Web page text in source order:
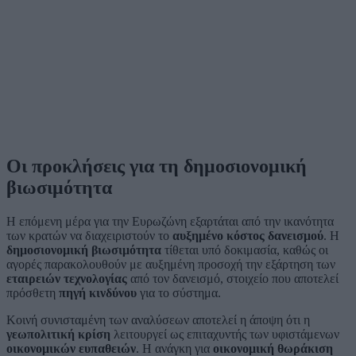
Οι προκλήσεις για τη δημοσιονομική
βιωσιμότητα
Η επόμενη μέρα για την Ευρωζώνη εξαρτάται από την ικανότητα
των κρατών να διαχειριστούν το αυξημένο κόστος δανεισμού. Η
δημοσιονομική βιωσιμότητα τίθεται υπό δοκιμασία, καθώς οι
αγορές παρακολουθούν με αυξημένη προσοχή την εξάρτηση των
εταιρειών τεχνολογίας από τον δανεισμό, στοιχείο που αποτελεί
πρόσθετη πηγή κινδύνου για το σύστημα.
Κοινή συνισταμένη των αναλύσεων αποτελεί η άποψη ότι η
γεωπολιτική κρίση λειτουργεί ως επιταχυντής των υφιστάμενων
οικονομικών ευπαθειών. Η ανάγκη για οικονομική θωράκιση